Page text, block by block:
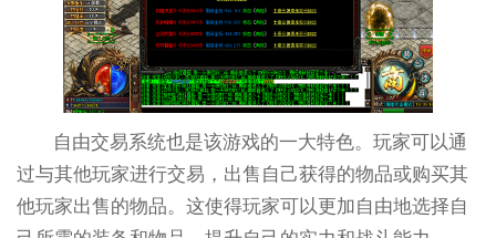
自由交易系统也是该游戏的一大特色。玩家可以通
过与其他玩家进行交易，出售自己获得的物品或购买其
他玩家出售的物品。这使得玩家可以更加自由地选择自